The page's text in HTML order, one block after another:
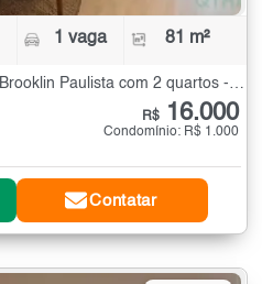
1 vaga 81 m²
Apartamento para Alugar na Brooklin Paulista com 2 quartos - 81 m²
R$ 16.000
Condomínio: R$ 1.000
Contatar